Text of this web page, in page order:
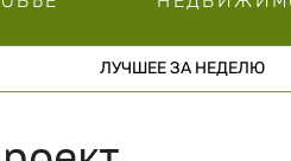
ЛУЧШЕЕ ЗА НЕДЕЛЮ